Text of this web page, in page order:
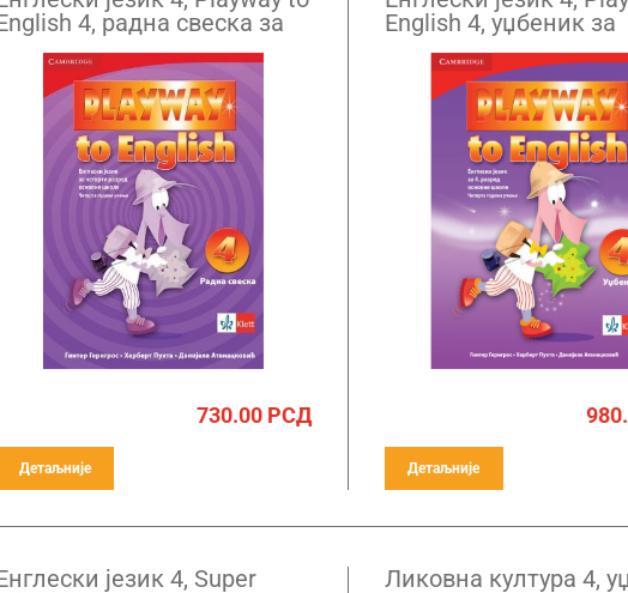
4, радна свеска за
четврти разред (QR)
730.00РСД
Детаљније
English 4, уџбеник за
четврти разред (QR)
Детаљније
језик 4, Super
Ликовна култура 4,